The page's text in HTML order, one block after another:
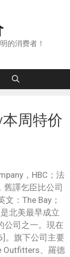
的消费者！
周特价
，HBC；法
舊譯乞臣比公司
：The Bay；
北美最早成立
公司之一。現在
。旗下公司主要
Outfitters、羅德